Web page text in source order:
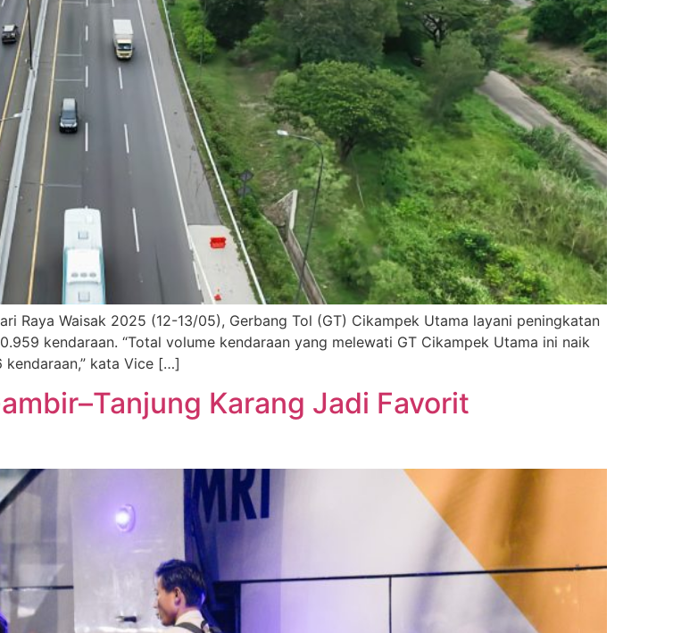
Raya Waisak 2025 (12-13/05), Gerbang Tol (GT) Cikampek Utama layani peningkatan
kendaraan. “Total volume kendaraan yang melewati GT Cikampek Utama ini naik
kata Vice […]
Karang Jadi Favorit